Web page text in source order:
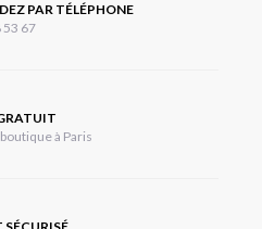
PAR TÉLÉPHONE
53 67
à Paris